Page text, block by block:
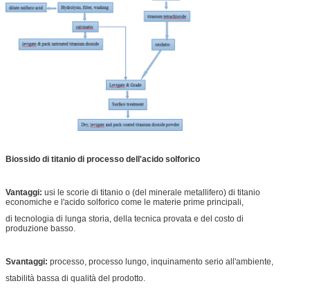
Biossido di titanio di processo dell'acido solforico
Vantaggi: usi le scorie di titanio o (del minerale metallifero) di titanio
economiche e l'acido solforico come le materie prime principali,
di tecnologia di lunga storia, della tecnica provata e del costo di
produzione basso.
Svantaggi: processo, processo lungo, inquinamento serio all'ambiente,
stabilità bassa di qualità del prodotto.